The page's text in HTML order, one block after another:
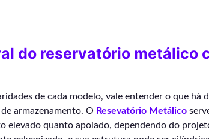
do reservatório metálico
de cada modelo, vale entender o que há
armazenamento. O Resevatório Metálico
elevado quanto apoiado, dependendo do